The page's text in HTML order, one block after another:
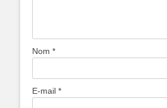
Nom *
E-mail *